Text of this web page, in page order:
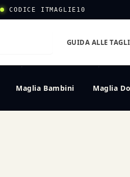
CODICE ITMAGLIE10
GUIDA ALLE
Maglia Bambini Maglia